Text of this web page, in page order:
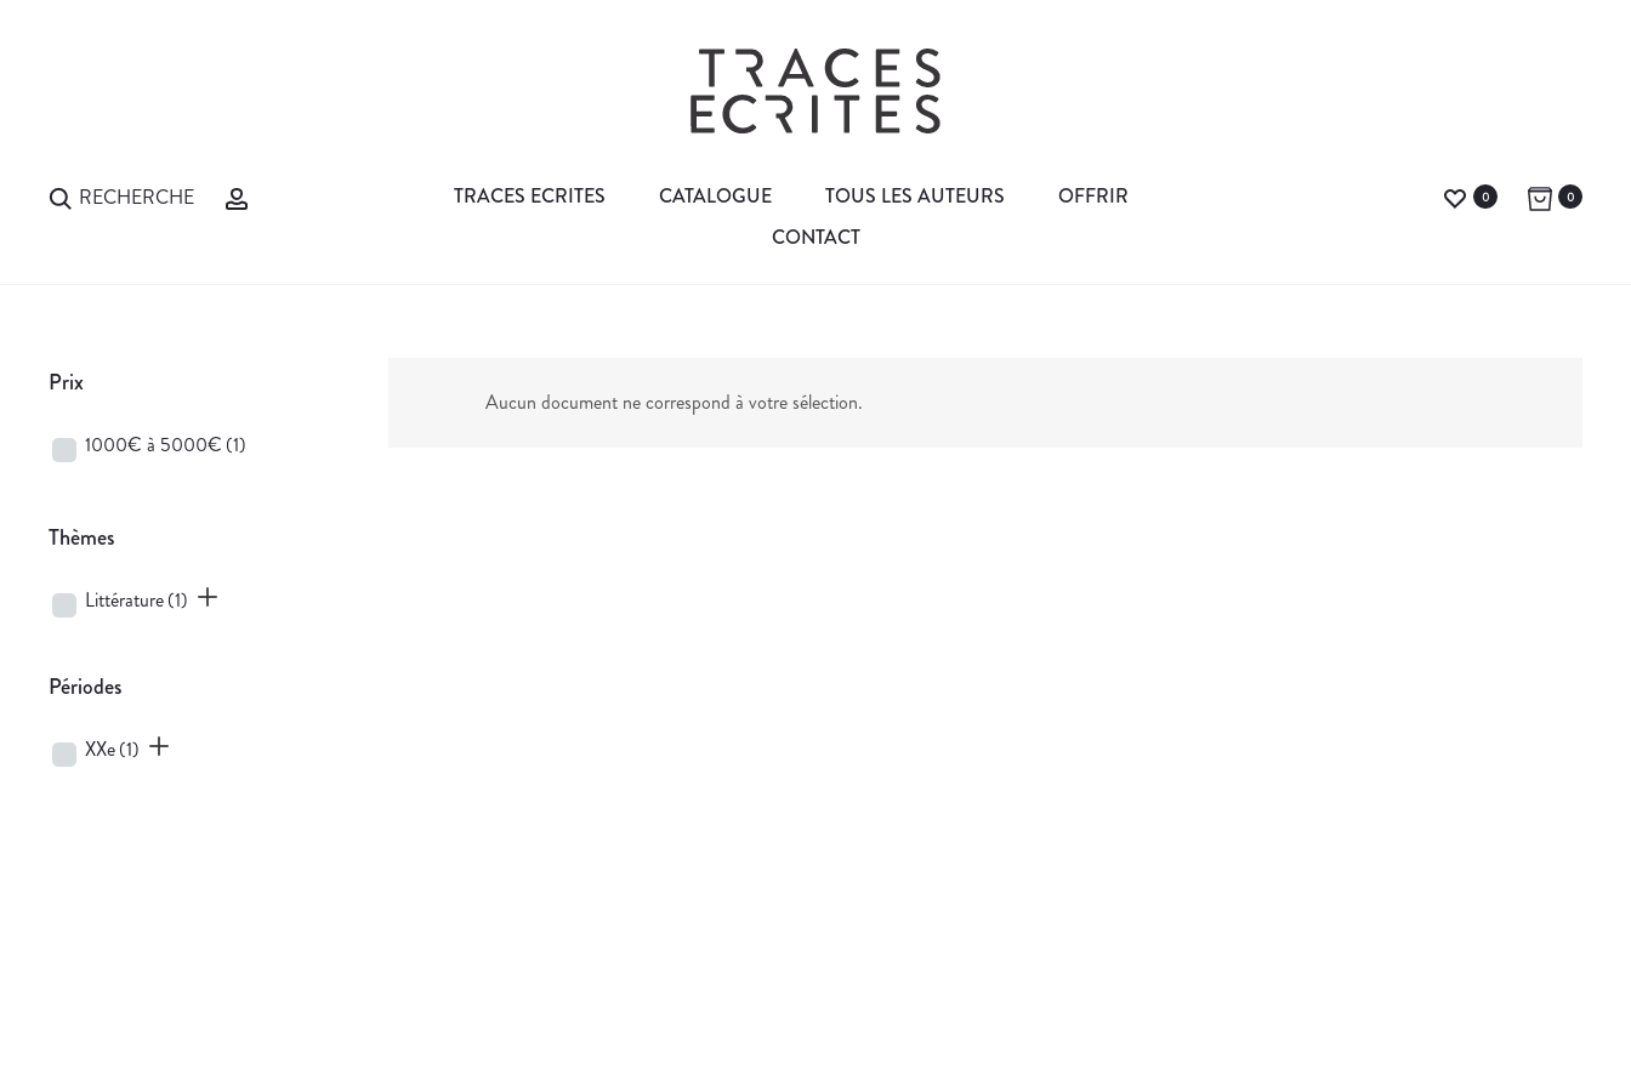
RECHERCHE TRACES ECRITES CATALOGUE TOUS LES AUTEURS
OFFRIR
CONTACT
0 0
Aucun document ne correspond à votre sélection.
Prix
1000€ à 5000€ (1)
Thèmes
Littérature(1)
Périodes
XXe(1)